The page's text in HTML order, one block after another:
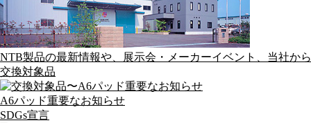
NTB製品の最新情報や、展示会・メーカーイベント、当社から
交換対象品
A6パッド重要なお知らせ
SDGs宣言